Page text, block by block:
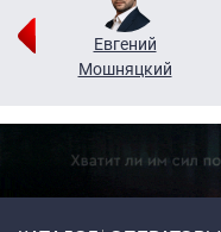
Евгений
Мошняцкий